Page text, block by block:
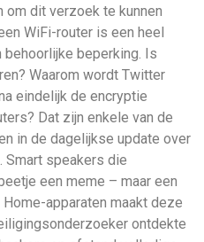
om dit verzoek te kunnen
WiFi-router is een heel
beperking. Is
Waarom wordt Twitter
eindelijk de encryptie
Dat zijn enkele van de
in de dagelijkse update over
speakers die
een meme – maar een
apparaten maakt deze
ontdekte